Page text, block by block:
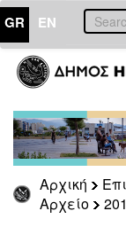
GR EN
Αρχική
Αρχείο
ΕΠΙΚΑΙΡΟΤΗΤΑ
Τύπου
Αρχείο
2026
2025